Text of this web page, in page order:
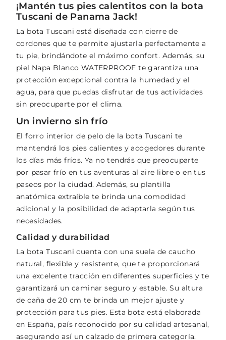
¡Mantén tus pies calentitos con la bota
Tuscani de Panama Jack!
La bota Tuscani está diseñada con cierre de
cordones que te permite ajustarla perfectamente a
tu pie, brindándote el máximo confort. Además, su
piel Napa Blanco WATERPROOF te garantiza una
protección excepcional contra la humedad y el
agua, para que puedas disfrutar de tus actividades
sin preocuparte por el clima.
Un invierno sin frío
El forro interior de pelo de la bota Tuscani te
mantendrá los pies calientes y acogedores durante
los días más fríos. Ya no tendrás que preocuparte
por pasar frío en tus aventuras al aire libre o en tus
paseos por la ciudad. Además, su plantilla
anatómica extraíble te brinda una comodidad
adicional y la posibilidad de adaptarla según tus
necesidades.
Calidad y durabilidad
La bota Tuscani cuenta con una suela de caucho
natural, flexible y resistente, que te proporcionará
una excelente tracción en diferentes superficies y te
garantizará un caminar seguro y estable. Su altura
de caña de 20 cm te brinda un mejor ajuste y
protección para tus pies. Esta bota está elaborada
en España, país reconocido por su calidad artesanal,
asegurando así un calzado de primera categoría.